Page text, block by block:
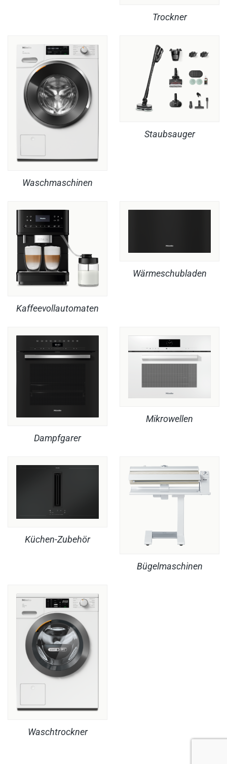
Trockner
Waschmaschinen
Staubsauger
Kaffeevollautomaten
Wärmeschubladen
Dampfgarer
Mikrowellen
Küchen-Zubehör
Bügelmaschinen
Waschtrockner